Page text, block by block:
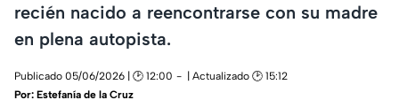
recién nacido a reencontrarse con su madre
en plena autopista.
Publicado 05/06/2026 | 🕑 12:00
| Actualizado 🕑 15:12
Por: Estefanía de la Cruz